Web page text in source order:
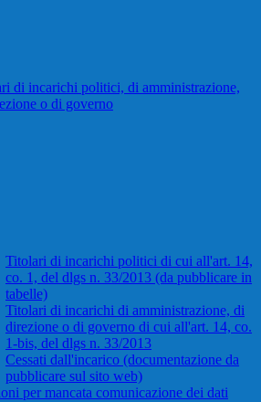
di incarichi politici, di amministrazione,
o di governo
Titolari di incarichi politici di cui all'art. 14,
co. 1, del dlgs n. 33/2013 (da pubblicare in
tabelle)
Titolari di incarichi di amministrazione, di
direzione o di governo di cui all'art. 14, co.
1-bis, del dlgs n. 33/2013
Cessati dall'incarico (documentazione da
pubblicare sul sito web)
per mancata comunicazione dei dati